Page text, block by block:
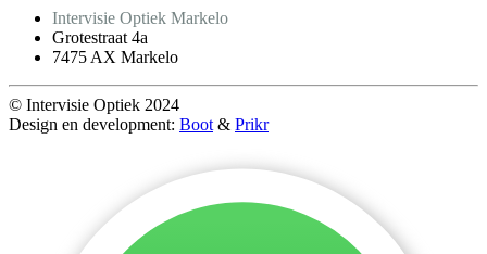
Intervisie Optiek Markelo
Grotestraat 4a
7475 AX Markelo
© Intervisie Optiek 2024
Design en development: Boot & Prikr